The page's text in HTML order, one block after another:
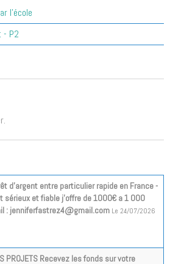
l'école
- P2
d'argent entre particulier rapide en France -
sérieux et fiable j'offre de 1000€ a 1 000
: jenniferfastrez4@gmail.com Le 24/07/2026
PROJETS Recevez les fonds sur votre